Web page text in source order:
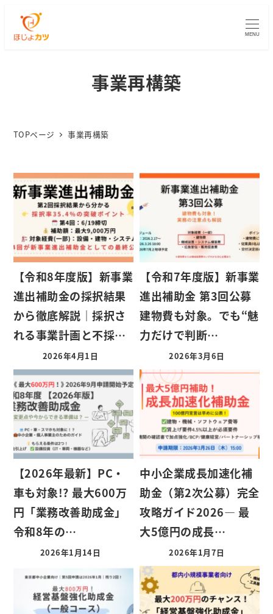
MENU
事業再構築
TOPページ 事業再構築
【令和8年度版】新事業
進出補助金の採択結果
から徹底解説｜採択さ
れる事業計画と不採…
2026年4月1日
【令和7年度版】新事業
進出補助金 第3回公募
建物費も対象。でも“魅
力だけで判断…
2026年3月6日
【2026年最新】PC・
車も対象!? 最大600万
円「業務改善助成金」
令和8年の…
2026年1月14日
中小企業成長加速化補
助金（第2次公募）完全
攻略ガイド2026― 最
大5億円の成長…
2026年1月7日